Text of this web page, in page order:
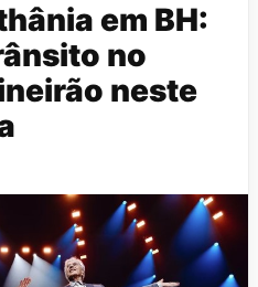
em BH:
no
neste